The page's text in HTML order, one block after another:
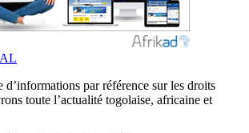
par référence sur les droits
toute l’actualité togolaise, africaine et